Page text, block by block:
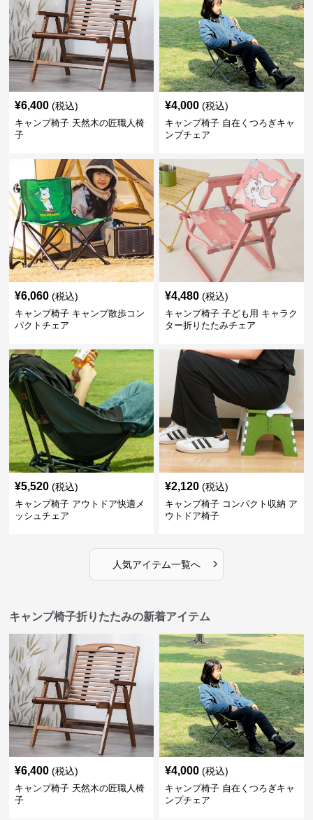
¥6,400 (税込)
キャンプ椅子 天然木の匠職人椅
子
¥4,000 (税込)
キャンプ椅子 自在くつろぎキャ
ンプチェア
¥6,060 (税込)
キャンプ椅子 キャンプ散歩コン
パクトチェア
¥4,480 (税込)
キャンプ椅子 子ども用 キャラク
ター折りたたみチェア
¥5,520 (税込)
キャンプ椅子 アウトドア快適メ
ッシュチェア
¥2,120 (税込)
キャンプ椅子 コンパクト収納 ア
ウトドア椅子
人気アイテム一覧へ ›
キャンプ椅子折りたたみの新着アイテム
¥6,400 (税込)
キャンプ椅子 天然木の匠職人椅
子
¥4,000 (税込)
キャンプ椅子 自在くつろぎキャ
ンプチェア